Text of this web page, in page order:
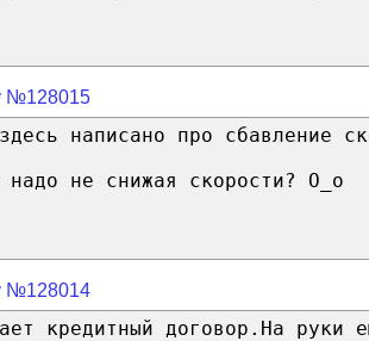
№128015
написано про сбавление
не снижая скорости? O_o
№128014
кредитный договор.На руки